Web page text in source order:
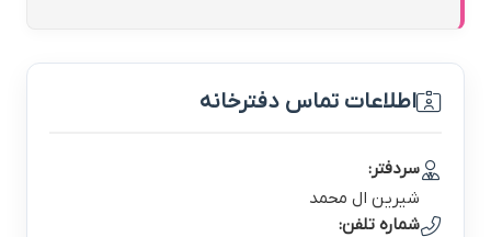
اطلاعات تماس دفترخانه
سردفتر:
شيرين ال محمد
شماره تلفن: